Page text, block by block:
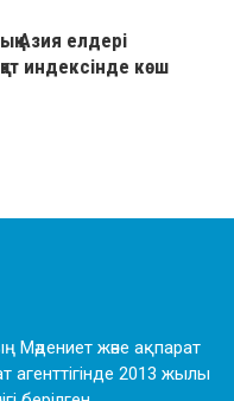
Азия елдері
индексінде көш
Мәдениет және ақпарат
агенттігінде 2013 жылы